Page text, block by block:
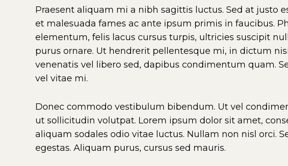
Praesent aliquam mi a nibh sagittis luctus. Sed at justo
et malesuada fames ac ante ipsum primis in faucibus.
elementum, felis lacus cursus turpis, ultricies suscipit
purus ornare. Ut hendrerit pellentesque mi, in dictum
venenatis vel libero sed, dapibus condimentum quam.
vel vitae mi.
Donec commodo vestibulum bibendum. Ut vel
ut sollicitudin volutpat. Lorem ipsum dolor sit amet,
aliquam sodales odio vitae luctus. Nullam non nisl orci.
egestas. Aliquam purus, cursus sed mauris.